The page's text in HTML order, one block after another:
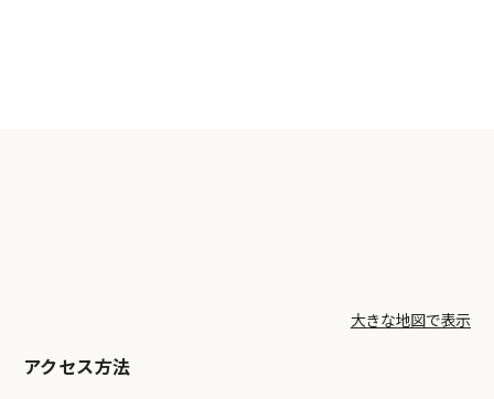
アクセス方法
大きな地図で表示